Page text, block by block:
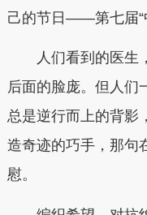
己的节日——第七届“
人们看到的医生，
后面的脸庞。但人们
总是逆行而上的背影
造奇迹的巧手，那句
慰。